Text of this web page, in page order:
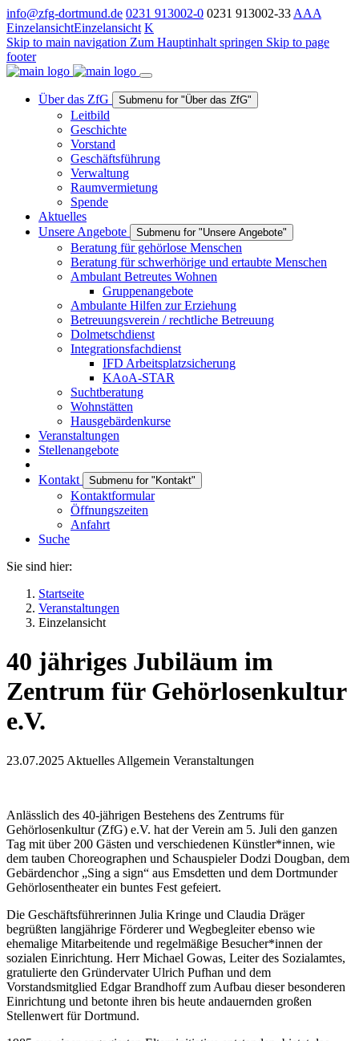
info@zfg-dortmund.de 0231 913002-0 0231 913002-33 AAA
EinzelansichtEinzelansicht K
Skip to main navigation Zum Hauptinhalt springen Skip to page
footer
Über das ZfG Submenu for "Über das ZfG"
Leitbild
Geschichte
Vorstand
Geschäftsführung
Verwaltung
Raumvermietung
Spende
Aktuelles
Unsere Angebote
Submenu for "Unsere Angebote"
Beratung für gehörlose Menschen
Beratung für schwerhörige und ertaubte Menschen
Ambulant Betreutes Wohnen
Gruppenangebote
Ambulante Hilfen zur Erziehung
Betreuungsverein / rechtliche Betreuung
Dolmetschdienst
Integrationsfachdienst
IFD Arbeitsplatzsicherung
KAoA-STAR
Suchtberatung
Wohnstätten
Hausgebärdenkurse
Veranstaltungen
Stellenangebote
Kontakt Submenu for "Kontakt"
Kontaktformular
Öffnungszeiten
Anfahrt
Suche
Sie sind hier:
Startseite
Veranstaltungen
Einzelansicht
40 jähriges Jubiläum im
Zentrum für Gehörlosenkultur
e.V.
23.07.2025 Aktuelles Allgemein Veranstaltungen
Anlässlich des 40-jährigen Bestehens des Zentrums für
Gehörlosenkultur (ZfG) e.V. hat der Verein am 5. Juli den ganzen
Tag mit über 200 Gästen und verschiedenen Künstler*innen, wie
dem tauben Choreographen und Schauspieler Dodzi Dougban, dem
Gebärdenchor „Sing a sign“ aus Emsdetten und dem Dortmunder
Gehörlosentheater ein buntes Fest gefeiert.
Die Geschäftsführerinnen Julia Kringe und Claudia Dräger
begrüßten langjährige Förderer und Wegbegleiter ebenso wie
ehemalige Mitarbeitende und regelmäßige Besucher*innen der
sozialen Einrichtung. Herr Michael Gowas, Leiter des Sozialamtes,
gratulierte den Gründervater Ulrich Pufhan und dem
Vorstandsmitglied Edgar Brandhoff zum Aufbau dieser besonderen
Einrichtung und betonte ihren bis heute andauernden großen
Stellenwert für Dortmund.